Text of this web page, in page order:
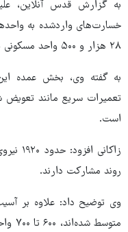
به گزارش قدس آنلاین،
خسارت‌های واردشده به
۲۸ هزار و ۵۰۰ واحد مسکونی دچار آسیب شده‌اند.
به گفته وی، بخش عمده
تعمیرات سریع مانند تعویض
است.
روند مشارکت دارند.